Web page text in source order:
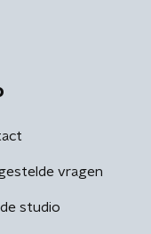
vragen
studio